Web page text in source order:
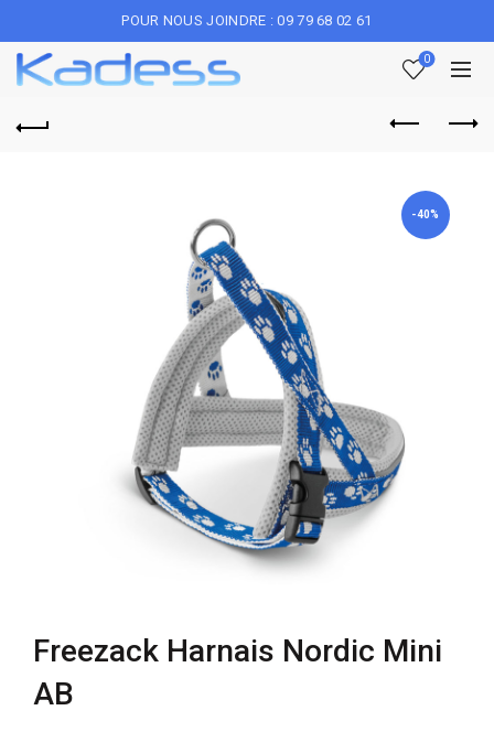
POUR NOUS JOINDRE : 09 79 68 02 61
0
-40%
Freezack Harnais Nordic Mini
AB